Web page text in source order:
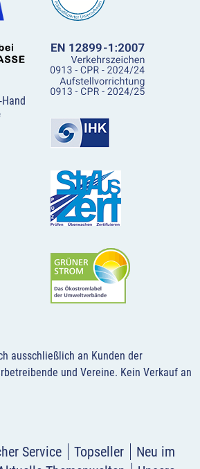
ausschließlich an Kunden der
und Vereine. Kein Verkauf an
Service Topseller
Neu im